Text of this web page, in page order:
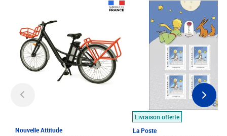
Nouvelle Attitude
Livraison offerte
La Poste
Prix 7,50€